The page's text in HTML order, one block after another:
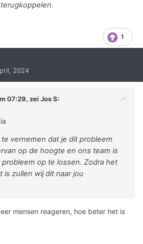
1
2024
07:29, zei Jos S:
vernemen dat je dit probleem
op de hoogte en ons team is
op te lossen. Zodra het
is zullen wij dit naar jou
mensen reageren, hoe beter het is